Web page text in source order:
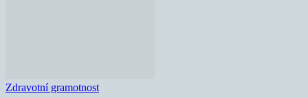
Zdravotní gramotnost